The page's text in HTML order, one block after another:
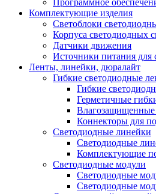
Комплектующие изделия
Светоблоки
Корпуса светодиодных
Датчики движения
Источники питания для
Ленты, линейки, дюралайт
Гибкие светодиодные
Гибкие
Герметичные
Влагозащищенные
Коннекторы для
Светодиодные линейки
Светодиодные
Комплектующие
Светодиодные модули
Светодиодные
Светодиодные